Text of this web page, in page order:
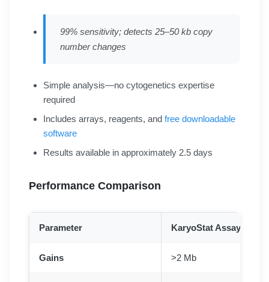
99% sensitivity; detects 25–50 kb copy
number changes
Simple analysis—no cytogenetics expertise
required
Includes arrays, reagents, and free downloadable
software
Results available in approximately 2.5 days
Performance Comparison
Parameter KaryoStat Assay
Gains >2 Mb